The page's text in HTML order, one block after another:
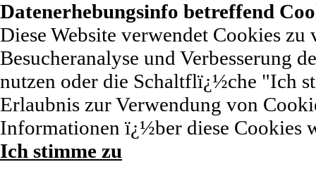
Datenerhebungsinfo betreffend
Diese Website verwendet Cookies
Besucheranalyse und Verbesserung
nutzen oder die Schaltflï¿½che "Ich
Erlaubnis zur Verwendung von
Informationen ï¿½ber diese Cookies
Ich stimme zu